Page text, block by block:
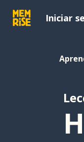
Iniciar